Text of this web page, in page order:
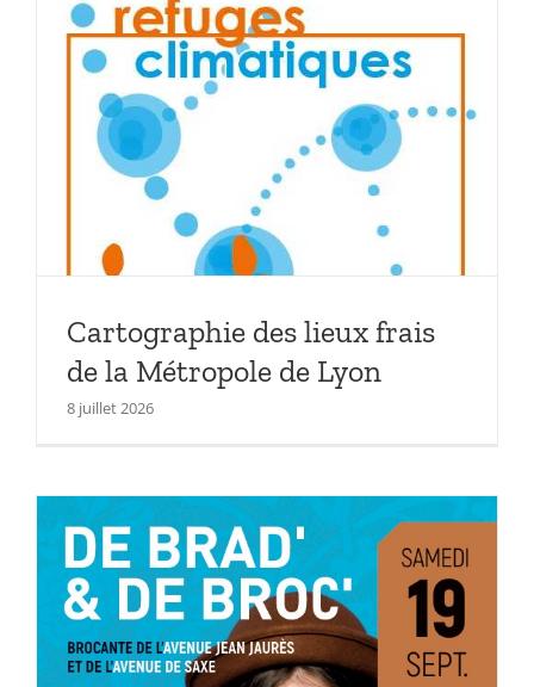
Cartographie des lieux frais
de la Métropole de Lyon
8 juillet 2026